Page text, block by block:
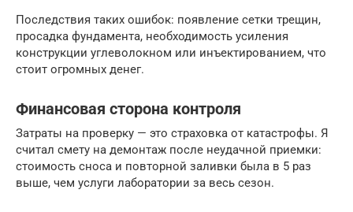
Последствия таких ошибок: появление сетки трещин,
просадка фундамента, необходимость усиления
конструкции углеволокном или инъектированием, что
стоит огромных денег.
Финансовая сторона контроля
Затраты на проверку — это страховка от катастрофы. Я
считал смету на демонтаж после неудачной приемки:
стоимость сноса и повторной заливки была в 5 раз
выше, чем услуги лаборатории за весь сезон.